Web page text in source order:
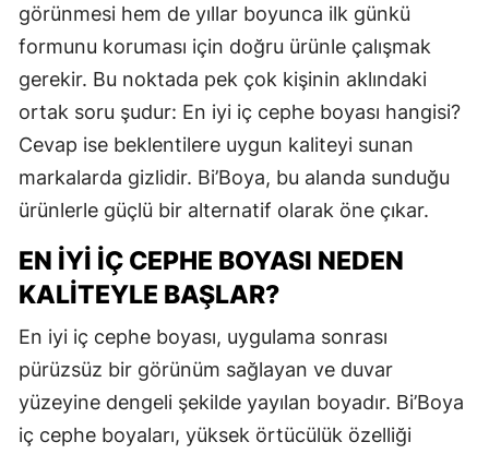
görünmesi hem de yıllar boyunca ilk günkü
formunu koruması için doğru ürünle çalışmak
gerekir. Bu noktada pek çok kişinin aklındaki
ortak soru şudur: En iyi iç cephe boyası hangisi?
Cevap ise beklentilere uygun kaliteyi sunan
markalarda gizlidir. Bi’Boya, bu alanda sunduğu
ürünlerle güçlü bir alternatif olarak öne çıkar.
EN İYI İÇ CEPHE BOYASI NEDEN
KALITEYLE BAŞLAR?
En iyi iç cephe boyası, uygulama sonrası
pürüzsüz bir görünüm sağlayan ve duvar
yüzeyine dengeli şekilde yayılan boyadır. Bi’Boya
iç cephe boyaları, yüksek örtücülük özelliği